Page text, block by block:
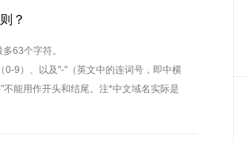
？
63个字符。
0-9）、以及"-"（英文中的连词号，即中横
能用作开头和结尾。注*中文域名实际是